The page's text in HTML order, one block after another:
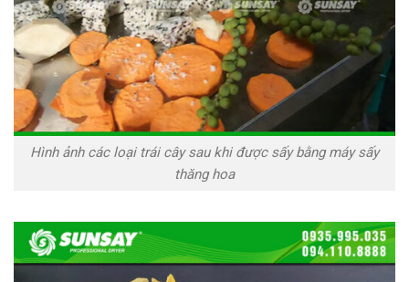
Hình ảnh các loại trái cây sau khi được sấy bằng máy sấy
thăng hoa